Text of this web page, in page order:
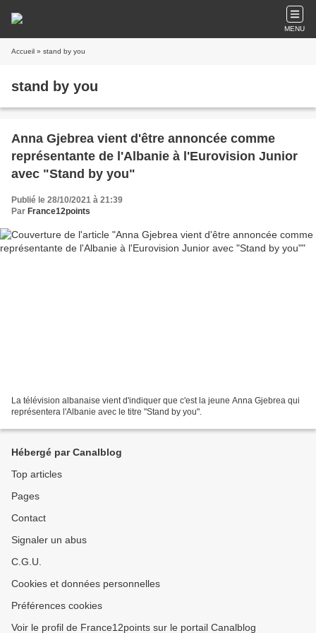
MENU
Accueil » stand by you
stand by you
Anna Gjebrea vient d'être annoncée comme
représentante de l'Albanie à l'Eurovision Junior
avec "Stand by you"
Publié le 28/10/2021 à 21:39
Par France12points
La télévision albanaise vient d'indiquer que c'est la jeune Anna Gjebrea qui
représentera l'Albanie avec le titre "Stand by you".
Hébergé par Canalblog
Top articles
Pages
Contact
Signaler un abus
C.G.U.
Cookies et données personnelles
Préférences cookies
Voir le profil de France12points sur le portail Canalblog